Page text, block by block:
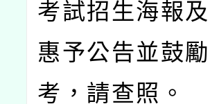
考試招生海報
惠予公告並鼓
考，請查照。